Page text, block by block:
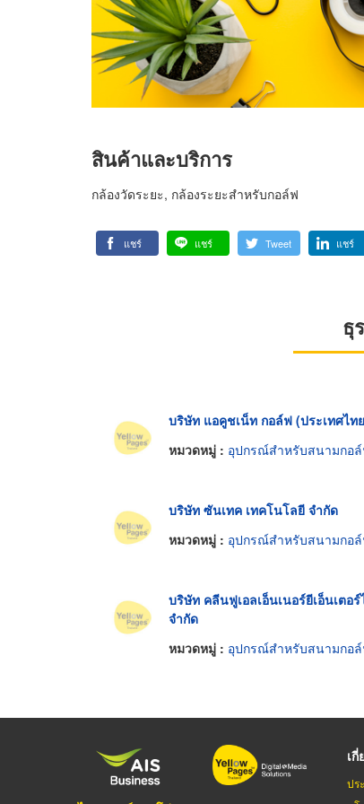
สินค้าและบริการ
กล้องวัดระยะ, กล้องระยะสำหรับกอล์ฟ
แชร์ แชร์ Tweet แชร์
ธุ
บริษัท แอคูชเน็ท กอล์ฟ (ประเทศไท
หมวดหมู่ : อุปกรณ์สำหรับสนามกอ
บริษัท ซันเทค เทคโนโลยี จำกัด
หมวดหมู่ : อุปกรณ์สำหรับสนามกอ
บริษัท คลีนฟูเอลเอ็นเนอร์ยีเอ็นเตอ
จำกัด
หมวดหมู่ : อุปกรณ์สำหรับสนามกอ
เกี่
ปร